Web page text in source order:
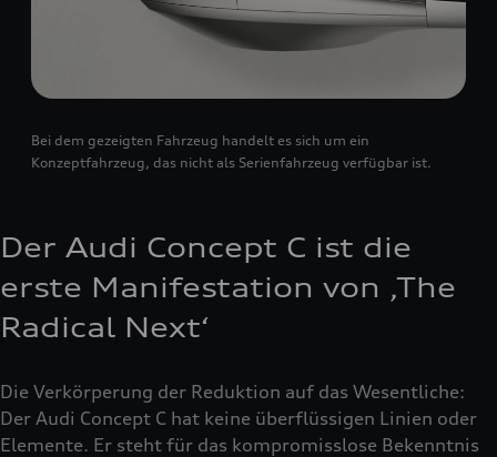
Bei dem gezeigten Fahrzeug handelt es sich um ein
Konzeptfahrzeug, das nicht als Serienfahrzeug verfügbar ist.
Der Audi Concept C ist die
erste Manifestation von ‚The
Radical Next‘
Die Verkörperung der Reduktion auf das Wesentliche:
Der Audi Concept C hat keine überflüssigen Linien oder
Elemente. Er steht für das kompromisslose Bekenntnis